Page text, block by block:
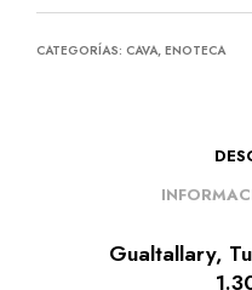
CATEGORÍAS: CAVA, ENOTECA
Gualtallary,